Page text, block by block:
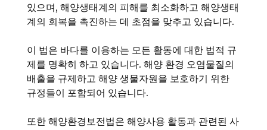
있으며, 해양생태계의 피해를 최소화하고 해양생태
계의 회복을 촉진하는 데 초점을 맞추고 있습니다.
이 법은 바다를 이용하는 모든 활동에 대한 법적 규
제를 명확히 하고 있습니다. 해양 환경 오염물질의
배출을 규제하고 해양 생물자원을 보호하기 위한
규정들이 포함되어 있습니다.
또한 해양환경보전법은 해양사용 활동과 관련된 사